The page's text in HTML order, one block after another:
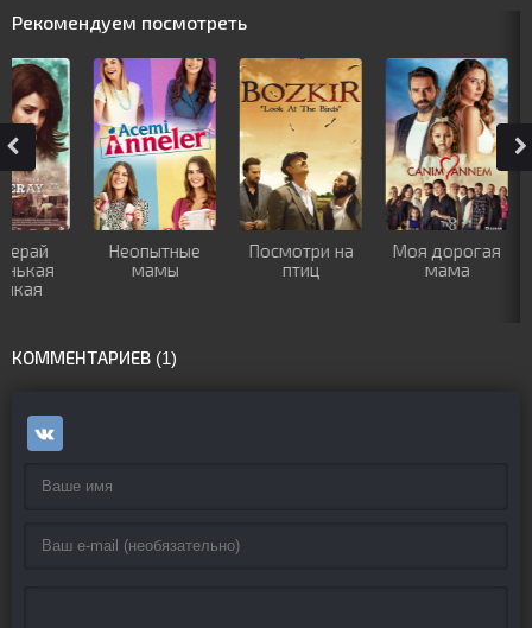
Рекомендуем посмотреть
Посмотри на
Моя дорогая
8 дней
В
КОММЕНТАРИЕВ (1)